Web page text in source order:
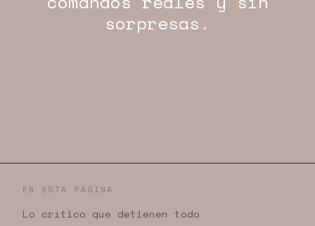
sorpresas.
EN ESTA PÁGINA
Lo crítico que detienen todo